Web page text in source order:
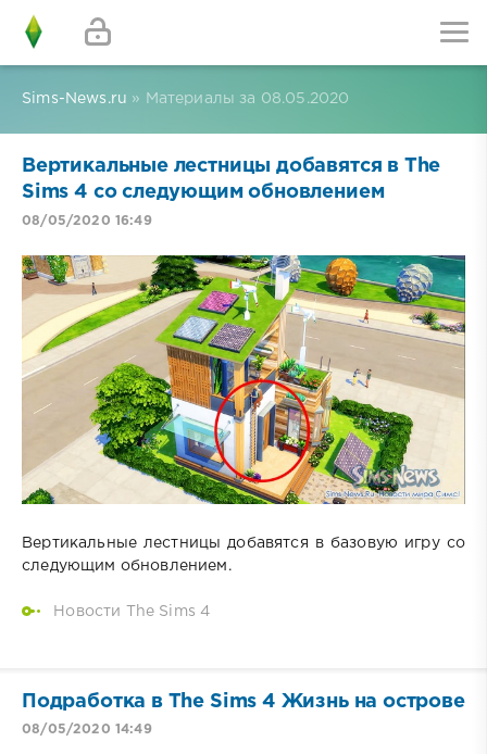
Sims-News.ru » Материалы за 08.05.2020
Вертикальные лестницы добавятся в The
Sims 4 со следующим обновлением
08/05/2020 16:49
Вертикальные лестницы добавятся в базовую игру со
следующим обновлением.
Новости The Sims 4
Подработка в The Sims 4 Жизнь на острове
08/05/2020 14:49